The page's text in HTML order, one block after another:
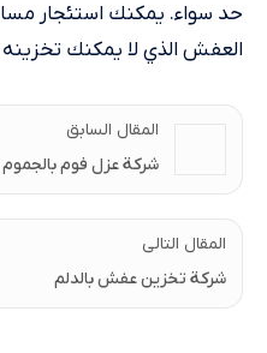
حد سواء. يمكنك استئجار
العفش الذي لا يمكنك تخزينه
المقال السابق
شركة عزل فوم بالجموم
المقال التالى
شركة تخزين عفش بالدلم